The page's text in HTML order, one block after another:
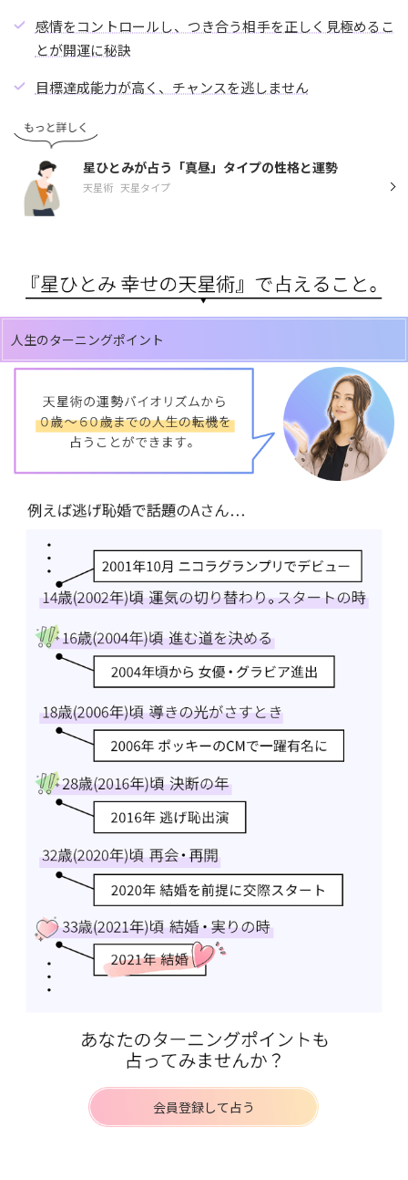
感情をコントロールし、つき合う相手を正しく見極めるこ
とが開運に秘訣
目標達成能力が高く、チャンスを逃しません
星ひとみが占う「真昼」タイプの性格と運勢
天星術 天星タイプ
人生のターニングポイント
会員登録して占う